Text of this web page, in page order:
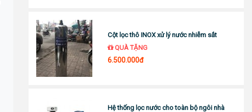
Cột lọc thô INOX xử lý nước nhiễm sắt
QUÀ TẶNG
6.500.000đ
Hệ thống lọc nước cho toàn bộ ngôi nhà